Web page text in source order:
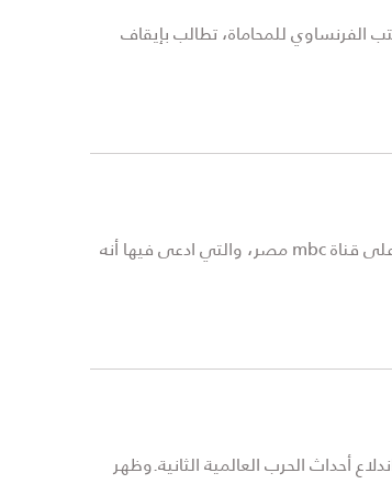
للمحاماة، تطالب بإيقاف
كذّبت الفتاة النمساوية ضحية الفنان محمود حجازي، كل ما أدلى به من تصريحات خلال لقائه مع الإعلامية ياسمين عز، في برنامج "كلام الناس"، على قناة mbc مصر، والتي ادعى فيها أنه
أحداث الحرب العالمية الثانية.وظهر